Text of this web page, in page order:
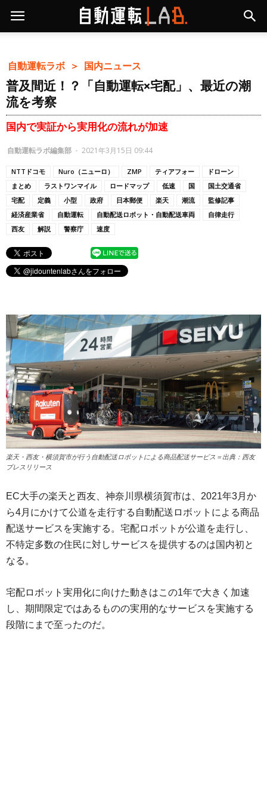
自動運転ラボ ＞ 国内ニュース
普及間近！？「自動運転×宅配」、最近の潮
流を考察
国内で実証から実用化の流れが加速
自動運転ラボ編集部 - 2021年3月15日 09:44
NTTドコモ Nuro（ニューロ） ZMP ティアフォー
ドローン
まとめ
ラストワンマイル ロードマップ 低速 国
国土交通省
宅配
定義 小型 政府 日本郵便 楽天 潮流
監修記事
経済産業省
自動運転 自動配送ロボット・自動配送車両
自律走行
西友
解説 警察庁 速度
楽天・西友・横須賀市が行う自動配送ロボットによる商品配送サービス＝出典：西友
プレスリリース
EC大手の楽天と西友、神奈川県横須賀市は、2021年3月か
ら4月にかけて公道を走行する自動配送ロボットによる商品
配送サービスを実施する。宅配ロボットが公道を走行し、
不特定多数の住民に対しサービスを提供するのは国内初と
なる。
宅配ロボット実用化に向けた動きはこの1年で大きく加速
し、期間限定ではあるものの実用的なサービスを実施する
段階にまで至ったのだ。